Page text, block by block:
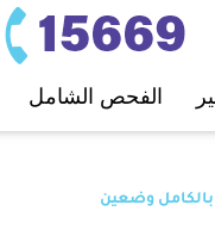
اﻟﻔﺤﺺ اﻟﺸﺎﻣﻞ
بالكامل وضعين